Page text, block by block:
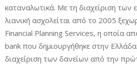
καταναλωτικά. Με τη διαχείριση των
λιανική ασχολείται από το 2005
Financial Planning Services, η οποία
bank που δημιουργήθηκε στην
διαχείριση των δανείων από την